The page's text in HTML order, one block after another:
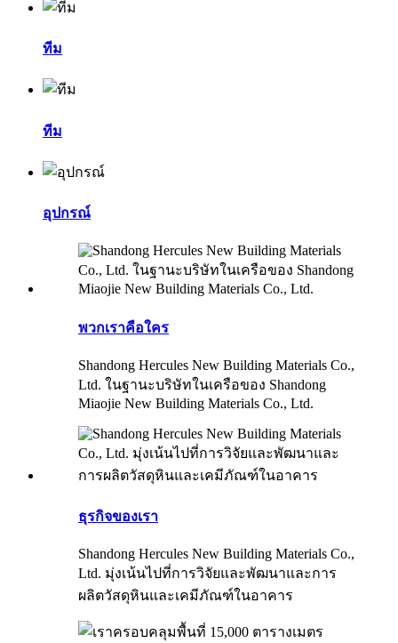
ทีม
ทีม
อุปกรณ์
พวกเราคือใคร
Shandong Hercules New Building Materials Co.,
Ltd. ในฐานะบริษัทในเครือของ Shandong
Miaojie New Building Materials Co., Ltd.
ธุรกิจของเรา
Shandong Hercules New Building Materials Co.,
Ltd. มุ่งเน้นไปที่การวิจัยและพัฒนาและการ
ผลิตวัสดุหินและเคมีภัณฑ์ในอาคาร